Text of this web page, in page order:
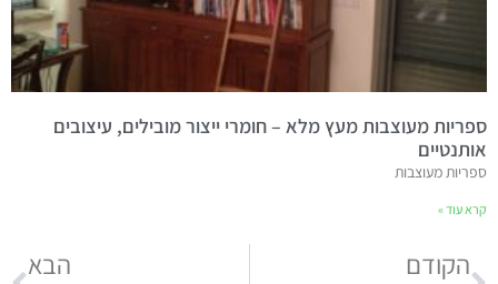
ספריות מעוצבות מעץ מלא – חומרי ייצור מובילים, עיצובים
אותנטיים
ספריות מעוצבות
קרא עוד »
הקודם
הבא